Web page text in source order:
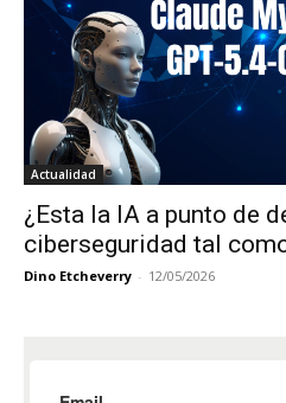
Actualidad
¿Esta la IA a punto de
ciberseguridad tal
Dino Etcheverry - 12/05/2026